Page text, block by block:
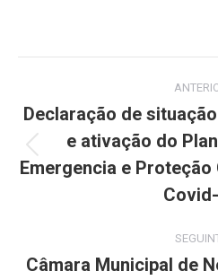
navigation
Declaração de
e ativação do
Emergencia e
Câmara Municipal de